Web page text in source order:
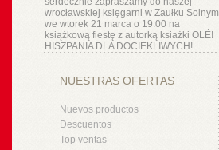
wrocławskiej księgarni w Zaułku Solnym
we wtorek 21 marca o 19:00 na
książkową fiestę z autorką ksiażki OLÉ!
HISZPANIA DLA DOCIEKLIWYCH!
NUESTRAS OFERTAS
Nuevos productos
Descuentos
Top ventas